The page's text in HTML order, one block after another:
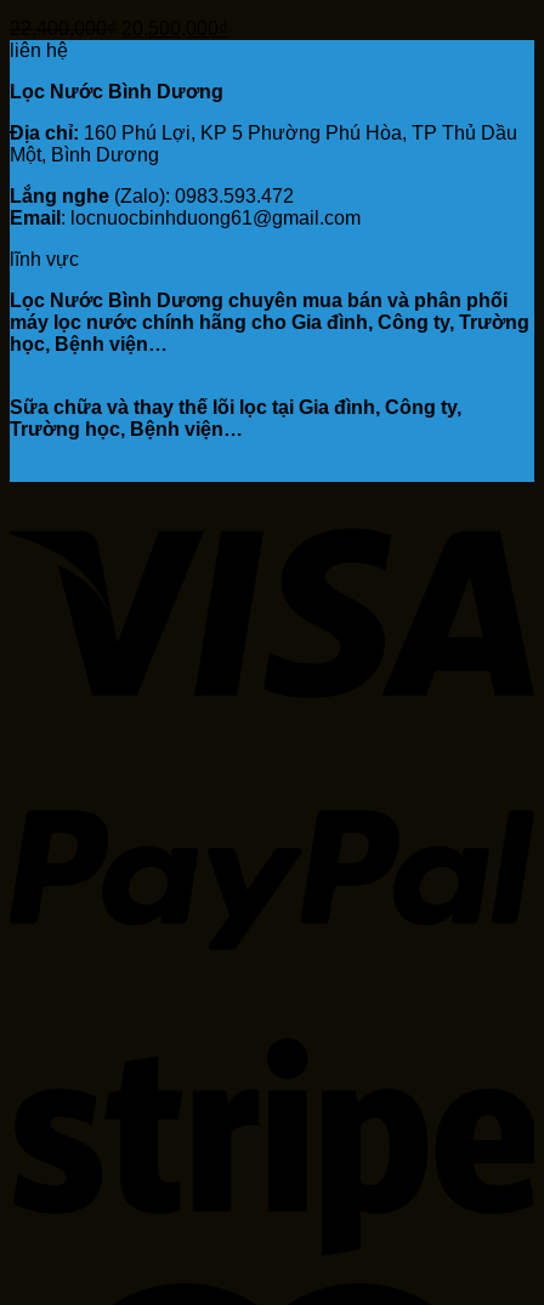
22,400,000₫.
liên hệ
Lọc Nước Bình Dương
Địa chỉ: 160 Phú Lợi, KP 5 Phường Phú Hòa, TP Thủ Dầu
Một, Bình Dương
Lắng nghe (Zalo): 0983.593.472
Email : locnuocbinhduong61@gmail.com
lĩnh vực
Lọc Nước Bình Dương chuyên mua bán và phân phối
máy lọc nước chính hãng cho Gia đình, Công ty, Trường
học, Bệnh viện…
Sữa chữa và thay thế lõi lọc tại Gia đình, Công ty,
Trường học, Bệnh viện…